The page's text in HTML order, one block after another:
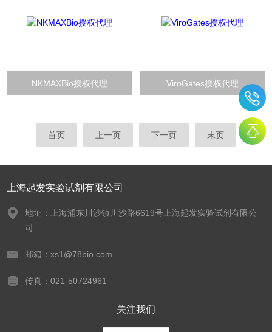
NKMAXBio授权代理 ViroGates授权代理
首页 上一页 下一页 末页
上海起发实验试剂有限公司
地址：上海浦东川沙镇川沙路6619号上海起发实验试剂有限公
司
邮箱：xs1@78bio.com
传真：021-50724961
关注我们